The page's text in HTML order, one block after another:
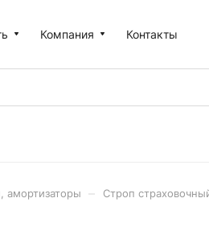
Компания Контакты
амортизаторы Строп